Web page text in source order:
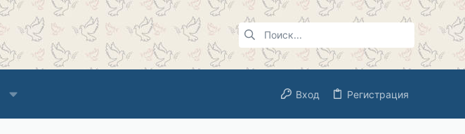
Вход Регистрация